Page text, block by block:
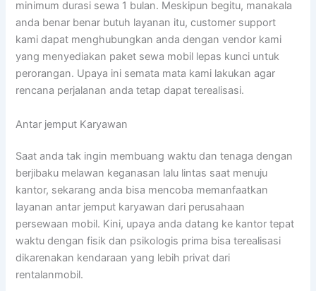
minimum durasi sewa 1 bulan. Meskipun begitu, manakala
anda benar benar butuh layanan itu, customer support
kami dapat menghubungkan anda dengan vendor kami
yang menyediakan paket sewa mobil lepas kunci untuk
perorangan. Upaya ini semata mata kami lakukan agar
rencana perjalanan anda tetap dapat terealisasi.
Antar jemput Karyawan
Saat anda tak ingin membuang waktu dan tenaga dengan
berjibaku melawan keganasan lalu lintas saat menuju
kantor, sekarang anda bisa mencoba memanfaatkan
layanan antar jemput karyawan dari perusahaan
persewaan mobil. Kini, upaya anda datang ke kantor tepat
waktu dengan fisik dan psikologis prima bisa terealisasi
dikarenakan kendaraan yang lebih privat dari
rentalanmobil.